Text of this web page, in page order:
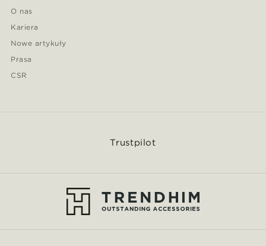
O nas
Kariera
Nowe artykuły
Prasa
CSR
Trustpilot